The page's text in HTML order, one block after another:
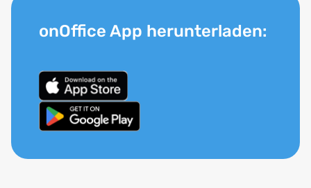
onOffice App herunterladen: